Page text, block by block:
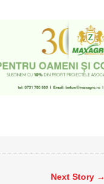
Next Story →